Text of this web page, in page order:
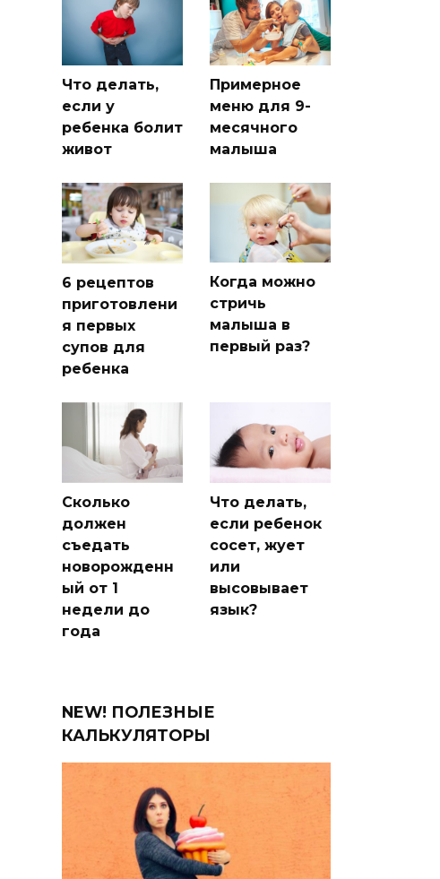
Что делать,
если у
ребенка болит
живот
Примерное
меню для 9-
месячного
малыша
6 рецептов
приготовлени
я первых
супов для
ребенка
Когда можно
стричь
малыша в
первый раз?
Сколько
должен
съедать
новорожденн
ый от 1
недели до
года
Что делать,
если ребенок
сосет, жует
или
высовывает
язык?
NEW! ПОЛЕЗНЫЕ
КАЛЬКУЛЯТОРЫ